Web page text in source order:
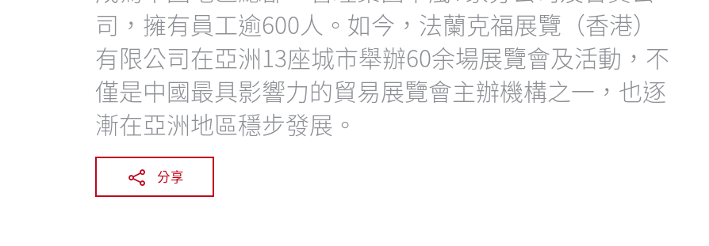
司，擁有員工逾600人。如今，法蘭克福展覽（香港）
有限公司在亞洲13座城市舉辦60余場展覽會及活動，不
僅是中國最具影響力的貿易展覽會主辦機構之一，也逐
漸在亞洲地區穩步發展。
分享